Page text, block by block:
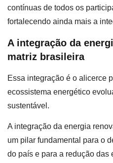
contínuas de todos os
fortalecendo ainda mais a
A integração da
matriz brasileira
Essa integração é o alicerce
ecossistema energético
sustentável.
A integração da energia
um pilar fundamental para o
do país e para a redução das